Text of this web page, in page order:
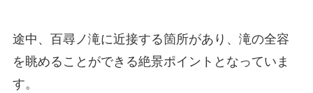
途中、百尋ノ滝に近接する箇所があり、滝の全容
を眺めることができる絶景ポイントとなっていま
す。